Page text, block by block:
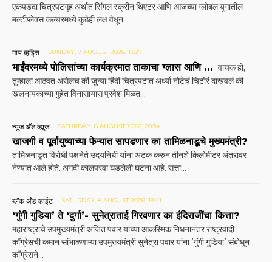
एकपडदा चित्रपटगृह अर्थात सिंगल स्क्रीन थिएटर आणि आजच्या ग्लोबल युगातील
मल्टीप्लेक्स कल्चरमध्ये कुठेही लक्ष वेधून...
माय व्हॉईस SUNDAY, 9 AUGUST 2026, 13:27
भाईंदरमध्ये पोलिसांच्या कार्यक्रमात ताकाचा ग्लास आणि … वाचक हो,
तुम्हाला आठवत असेलच की जुन्या हिंदी चित्रपटात अर्ध्या नोटेचं चिटोरं दाखवलं की
खलनायकाच्या गुहेत विनासायास प्रवेश मिळत...
न्यूज अँड व्ह्यूज SATURDAY, 8 AUGUST 2026, 20:34
खाजगी व पूर्वायुष्याच्या फेऱ्यात सापडणार का तामिळनाडूचे मुख्यमंत्री?
तामिळनाडूत विरोधी पक्षनेते उदयनिधी यांना अटक करुन तीनशे किलोमीटर अंतरावर
नेण्यात आले होते. अगदी कालपरवा घडलेली घटना आहे. सत्ता...
ब्लॅक अँड व्हाईट SATURDAY, 8 AUGUST 2026, 19:41
‘गुंगी गुडिया’ ते ‘दुर्गा’- सुनेत्राताई गिरवणार का इंदिराजींचा कित्ता?
महाराष्ट्राचे उपमुख्यमंत्री अजित पवार यांच्या आकस्मिक निधनानंतर राष्ट्रवादी
काँग्रेसची कमान सांभाळणाऱ्या उपमुख्यमंत्री सुनेत्रा पवार यांना 'गुंगी गुडिया' संबोधून
काँग्रेसने...